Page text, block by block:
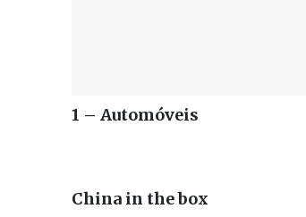
1 – Automóveis
China in the box